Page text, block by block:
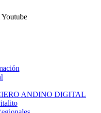
Youtube
ANDINO DIGITAL